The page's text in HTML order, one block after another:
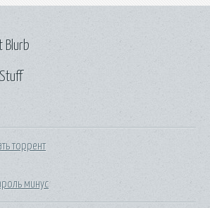
торрент
минус
Blurb